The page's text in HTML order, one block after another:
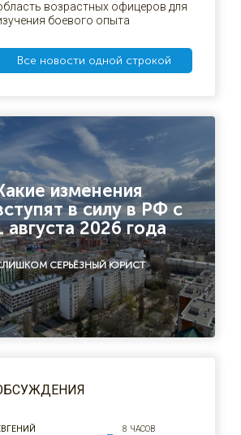
возрастных офицеров для
боевого опыта
Все новости одной строкой
изменения
в силу в РФ с
августа 2026 года
СЕРЬЁЗНЫЙ ЮРИСТ
8 ЧАСОВ